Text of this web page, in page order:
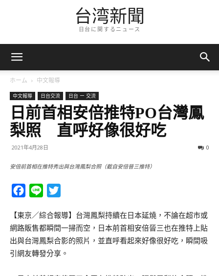
台湾新聞
日台に関するニュース
ホーム 中文報導
中文報導 日台交流 日台 ー 交流
日前首相安倍推特PO台灣鳳
梨照 直呼好像很好吃
2021年4月28日 0
安倍前首相在推特秀出與台灣鳳梨合照（截自安倍晉三推特）
Facebook
Line
【東京／綜合報導】台灣鳳梨持續在日本延燒，不論在超市或
網路販售都瞬間一掃而空，日本前首相安倍晉三也在推特上貼
出與台灣鳳梨合影的照片，並直呼看起來好像很好吃，瞬間吸
引網友轉發分享。